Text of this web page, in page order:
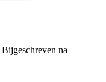
Bijgeschreven na